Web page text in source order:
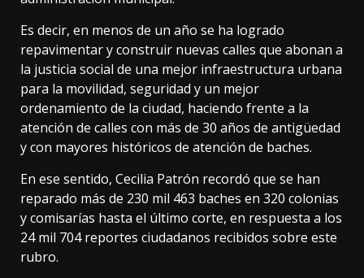
Es decir, en menos de un año se ha logrado
repavimentar y construir nuevas calles que abonan a
la justicia social de una mejor infraestructura urbana
para la movilidad, seguridad y un mejor
ordenamiento de la ciudad, haciendo frente a la
atención de calles con más de 30 años de antigüedad
y con mayores históricos de atención de baches.
En ese sentido, Cecilia Patrón recordó que se han
reparado más de 230 mil 463 baches en 320 colonias
y comisarías hasta el último corte, en respuesta a los
24 mil 704 reportes ciudadanos recibidos sobre este
rubro.